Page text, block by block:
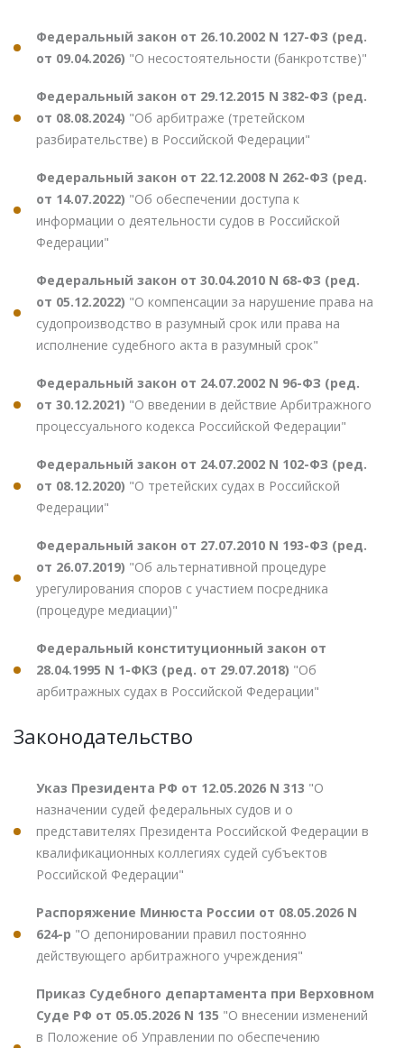
Федеральный закон от 26.10.2002 N 127-ФЗ (ред.
от 09.04.2026) "О несостоятельности (банкротстве)"
Федеральный закон от 29.12.2015 N 382-ФЗ (ред.
от 08.08.2024) "Об арбитраже (третейском
разбирательстве) в Российской Федерации"
Федеральный закон от 22.12.2008 N 262-ФЗ (ред.
от 14.07.2022) "Об обеспечении доступа к
информации о деятельности судов в Российской
Федерации"
Федеральный закон от 30.04.2010 N 68-ФЗ (ред.
от 05.12.2022) "О компенсации за нарушение права на
судопроизводство в разумный срок или права на
исполнение судебного акта в разумный срок"
Федеральный закон от 24.07.2002 N 96-ФЗ (ред.
от 30.12.2021) "О введении в действие Арбитражного
процессуального кодекса Российской Федерации"
Федеральный закон от 24.07.2002 N 102-ФЗ (ред.
от 08.12.2020) "О третейских судах в Российской
Федерации"
Федеральный закон от 27.07.2010 N 193-ФЗ (ред.
от 26.07.2019) "Об альтернативной процедуре
урегулирования споров с участием посредника
(процедуре медиации)"
Федеральный конституционный закон от
28.04.1995 N 1-ФКЗ (ред. от 29.07.2018) "Об
арбитражных судах в Российской Федерации"
Законодательство
Указ Президента РФ от 12.05.2026 N 313 "О
назначении судей федеральных судов и о
представителях Президента Российской Федерации в
квалификационных коллегиях судей субъектов
Российской Федерации"
Распоряжение Минюста России от 08.05.2026 N
624-р "О депонировании правил постоянно
действующего арбитражного учреждения"
Приказ Судебного департамента при Верховном
Суде РФ от 05.05.2026 N 135 "О внесении изменений
в Положение об Управлении по обеспечению